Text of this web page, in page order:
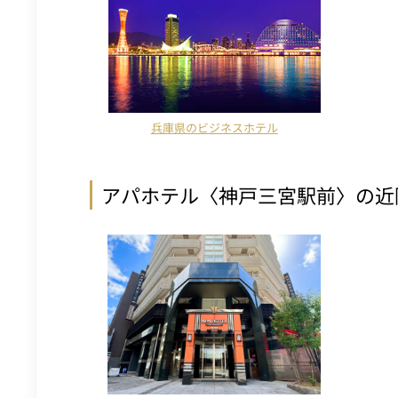
兵庫県のビジネスホテル
アパホテル〈神戸三宮駅前〉の